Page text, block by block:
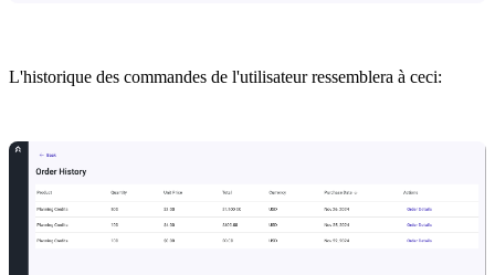
L'historique des commandes de l'utilisateur ressemblera à ceci: